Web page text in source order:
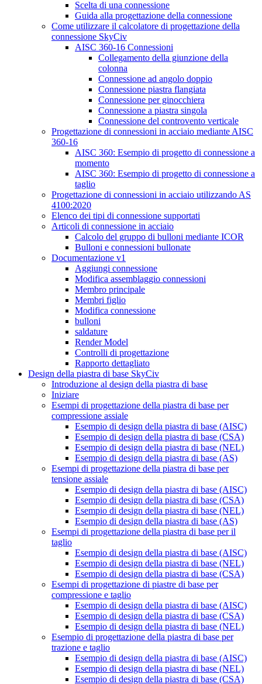
Scelta di una connessione
Guida alla progettazione della connessione
Come utilizzare il calcolatore di progettazione della
connessione SkyCiv
AISC 360-16 Connessioni
Collegamento della giunzione della
colonna
Connessione ad angolo doppio
Connessione piastra flangiata
Connessione per ginocchiera
Connessione a piastra singola
Connessione del controvento verticale
Progettazione di connessioni in acciaio mediante AISC
360-16
AISC 360: Esempio di progetto di connessione a
momento
AISC 360: Esempio di progetto di connessione a
taglio
Progettazione di connessioni in acciaio utilizzando AS
4100:2020
Elenco dei tipi di connessione supportati
Articoli di connessione in acciaio
Calcolo del gruppo di bulloni mediante ICOR
Bulloni e connessioni bullonate
Documentazione v1
Aggiungi connessione
Modifica assemblaggio connessioni
Membro principale
Membri figlio
Modifica connessione
bulloni
saldature
Render Model
Controlli di progettazione
Rapporto dettagliato
Design della piastra di base SkyCiv
Introduzione al design della piastra di base
Iniziare
Esempi di progettazione della piastra di base per
compressione assiale
Esempio di design della piastra di base (AISC)
Esempio di design della piastra di base (CSA)
Esempio di design della piastra di base (NEL)
Esempio di design della piastra di base (AS)
Esempi di progettazione della piastra di base per
tensione assiale
Esempio di design della piastra di base (AISC)
Esempio di design della piastra di base (CSA)
Esempio di design della piastra di base (NEL)
Esempio di design della piastra di base (AS)
Esempi di progettazione della piastra di base per il
taglio
Esempio di design della piastra di base (AISC)
Esempio di design della piastra di base (NEL)
Esempio di design della piastra di base (CSA)
Esempi di progettazione di piastre di base per
compressione e taglio
Esempio di design della piastra di base (AISC)
Esempio di design della piastra di base (CSA)
Esempio di design della piastra di base (NEL)
Esempio di progettazione della piastra di base per
trazione e taglio
Esempio di design della piastra di base (AISC)
Esempio di design della piastra di base (NEL)
Esempio di design della piastra di base (CSA)